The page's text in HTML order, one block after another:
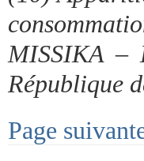
MISSIKA
République
Page